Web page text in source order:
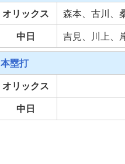
オリックス
森本、古川、
中日
吉見、川上、
本塁打
オリックス
中日